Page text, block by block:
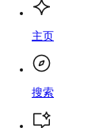
主页
搜索